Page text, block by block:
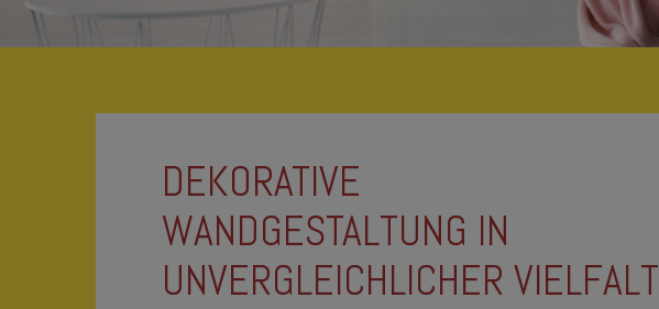
DEKORATIVE
WANDGESTALTUNG IN
UNVERGLEICHLICHER VIELFALT